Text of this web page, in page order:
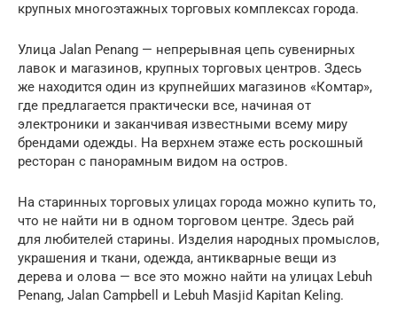
крупных многоэтажных торговых комплексах города.
Улица Jalan Penang — непрерывная цепь сувенирных
лавок и магазинов, крупных торговых центров. Здесь
же находится один из крупнейших магазинов «Комтар»,
где предлагается практически все, начиная от
электроники и заканчивая известными всему миру
брендами одежды. На верхнем этаже есть роскошный
ресторан с панорамным видом на остров.
На старинных торговых улицах города можно купить то,
что не найти ни в одном торговом центре. Здесь рай
для любителей старины. Изделия народных промыслов,
украшения и ткани, одежда, антикварные вещи из
дерева и олова — все это можно найти на улицах Lebuh
Penang, Jalan Campbell и Lebuh Masjid Kapitan Keling.